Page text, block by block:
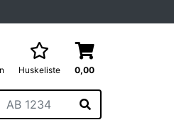
Huskeliste 0,00